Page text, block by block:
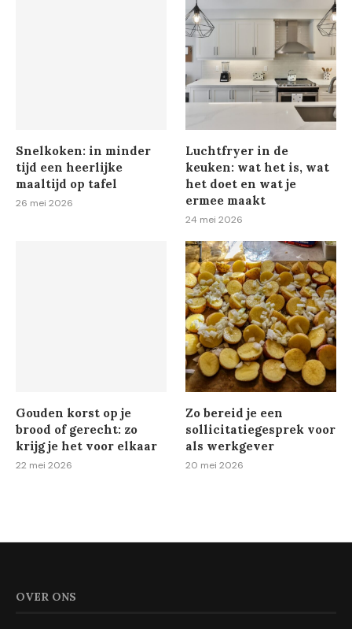
Snelkoken: in minder
tijd een heerlijke
maaltijd op tafel
26 mei 2026
Luchtfryer in de
keuken: wat het is, wat
het doet en wat je
ermee maakt
24 mei 2026
Gouden korst op je
brood of gerecht: zo
krijg je het voor elkaar
22 mei 2026
Zo bereid je een
sollicitatiegesprek voor
als werkgever
20 mei 2026
OVER ONS